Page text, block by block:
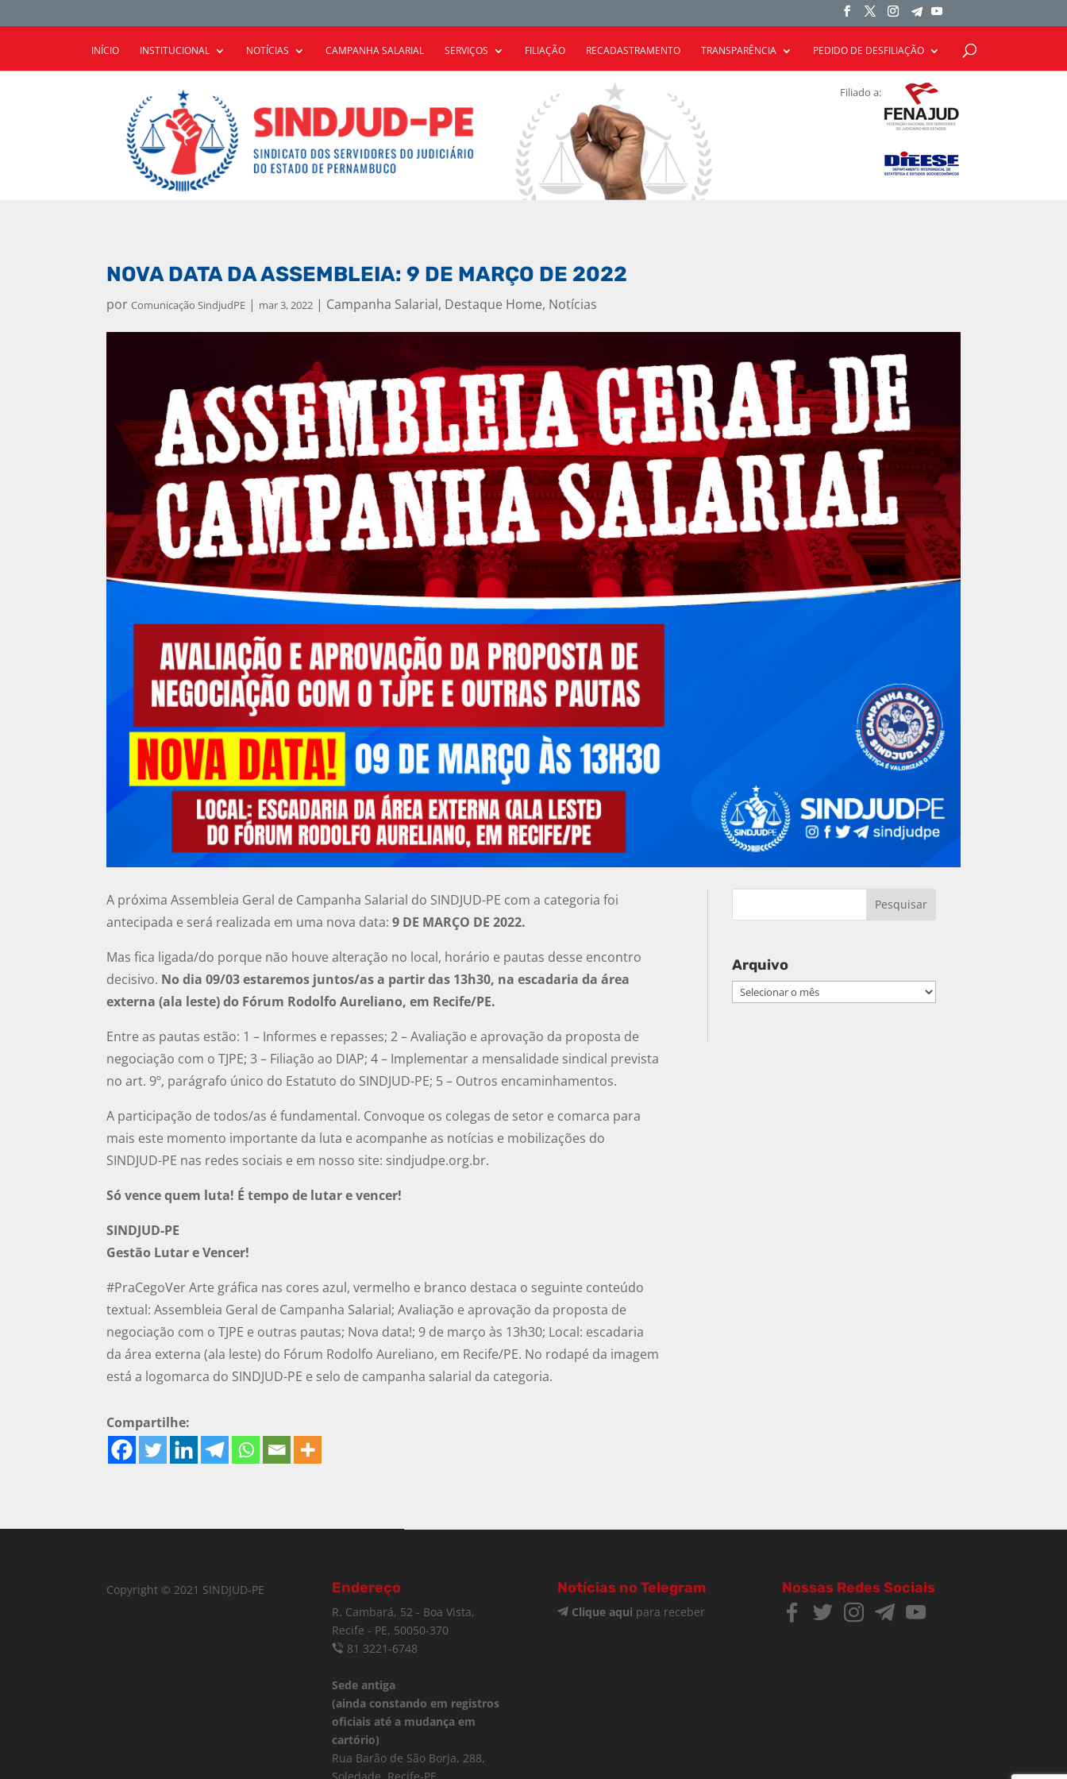
INÍCIO INSTITUCIONAL NOTÍCIAS CAMPANHA SALARIAL SERVIÇOS FILIAÇÃO RECADASTRAMENTO TRANSPARÊNCIA PEDIDO DE DESFILIAÇÃO
Filiado a:
NOVA DATA DA ASSEMBLEIA: 9 DE MARÇO DE 2022
porComunicação SindjudPE | mar 3, 2022 | Campanha Salarial, Destaque Home, Notícias
A próxima Assembleia Geral de Campanha Salarial do SINDJUD-PE com a categoria foi
antecipada e será realizada em uma nova data: 9 DE MARÇO DE 2022.
Mas fica ligada/do porque não houve alteração no local, horário e pautas desse encontro
decisivo. No dia 09/03 estaremos juntos/as a partir das 13h30, na escadaria da área
externa (ala leste) do Fórum Rodolfo Aureliano, em Recife/PE.
Entre as pautas estão: 1 – Informes e repasses; 2 – Avaliação e aprovação da proposta de
negociação com o TJPE; 3 – Filiação ao DIAP; 4 – Implementar a mensalidade sindical prevista
no art. 9º, parágrafo único do Estatuto do SINDJUD-PE; 5 – Outros encaminhamentos.
A participação de todos/as é fundamental. Convoque os colegas de setor e comarca para
mais este momento importante da luta e acompanhe as notícias e mobilizações do
SINDJUD-PE nas redes sociais e em nosso site: sindjudpe.org.br.
Só vence quem luta! É tempo de lutar e vencer!
SINDJUD-PE
Gestão Lutar e Vencer!
#PraCegoVer Arte gráfica nas cores azul, vermelho e branco destaca o seguinte conteúdo
textual: Assembleia Geral de Campanha Salarial; Avaliação e aprovação da proposta de
negociação com o TJPE e outras pautas; Nova data!; 9 de março às 13h30; Local: escadaria
da área externa (ala leste) do Fórum Rodolfo Aureliano, em Recife/PE. No rodapé da imagem
está a logomarca do SINDJUD-PE e selo de campanha salarial da categoria.
Compartilhe:
Arquivo
Arquivo
Copyright © 2021 SINDJUD-PE Endereço
R. Cambará, 52 - Boa Vista,
Recife - PE, 50050-370
81 3221-6748
Sede antiga
(ainda constando em registros
oficiais até a mudança em
cartório)
Rua Barão de São Borja, 288,
Notícias no Telegram
Clique aqui para receber
Nossas Redes Sociais